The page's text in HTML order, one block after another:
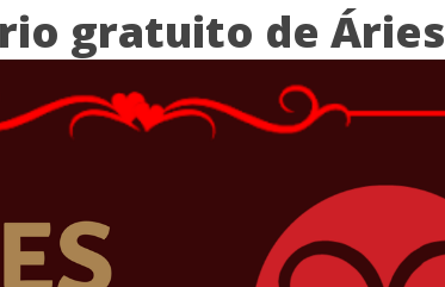
gratuito de Áries